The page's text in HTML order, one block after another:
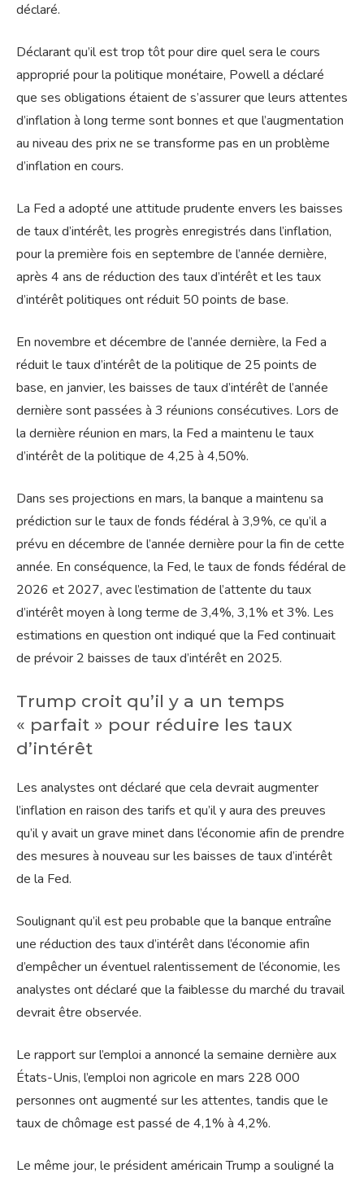
déclaré.
Déclarant qu’il est trop tôt pour dire quel sera le cours
approprié pour la politique monétaire, Powell a déclaré
que ses obligations étaient de s’assurer que leurs attentes
d’inflation à long terme sont bonnes et que l’augmentation
au niveau des prix ne se transforme pas en un problème
d’inflation en cours.
La Fed a adopté une attitude prudente envers les baisses
de taux d’intérêt, les progrès enregistrés dans l’inflation,
pour la première fois en septembre de l’année dernière,
après 4 ans de réduction des taux d’intérêt et les taux
d’intérêt politiques ont réduit 50 points de base.
En novembre et décembre de l’année dernière, la Fed a
réduit le taux d’intérêt de la politique de 25 points de
base, en janvier, les baisses de taux d’intérêt de l’année
dernière sont passées à 3 réunions consécutives. Lors de
la dernière réunion en mars, la Fed a maintenu le taux
d’intérêt de la politique de 4,25 à 4,50%.
Dans ses projections en mars, la banque a maintenu sa
prédiction sur le taux de fonds fédéral à 3,9%, ce qu’il a
prévu en décembre de l’année dernière pour la fin de cette
année. En conséquence, la Fed, le taux de fonds fédéral de
2026 et 2027, avec l’estimation de l’attente du taux
d’intérêt moyen à long terme de 3,4%, 3,1% et 3%. Les
estimations en question ont indiqué que la Fed continuait
de prévoir 2 baisses de taux d’intérêt en 2025.
Trump croit qu’il y a un temps
« parfait » pour réduire les taux
d’intérêt
Les analystes ont déclaré que cela devrait augmenter
l’inflation en raison des tarifs et qu’il y aura des preuves
qu’il y avait un grave minet dans l’économie afin de prendre
des mesures à nouveau sur les baisses de taux d’intérêt
de la Fed.
Soulignant qu’il est peu probable que la banque entraîne
une réduction des taux d’intérêt dans l’économie afin
d’empêcher un éventuel ralentissement de l’économie, les
analystes ont déclaré que la faiblesse du marché du travail
devrait être observée.
Le rapport sur l’emploi a annoncé la semaine dernière aux
États-Unis, l’emploi non agricole en mars 228 000
personnes ont augmenté sur les attentes, tandis que le
taux de chômage est passé de 4,1% à 4,2%.
Le même jour, le président américain Trump a souligné la